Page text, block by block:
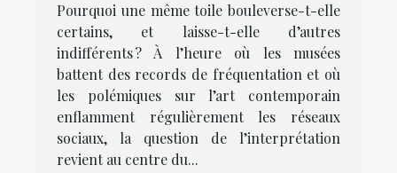
Pourquoi une même toile bouleverse-t-elle
certains, et laisse-t-elle d’autres
indifférents ? À l’heure où les musées
battent des records de fréquentation et où
les polémiques sur l’art contemporain
enflamment régulièrement les réseaux
sociaux, la question de l’interprétation
revient au centre du...